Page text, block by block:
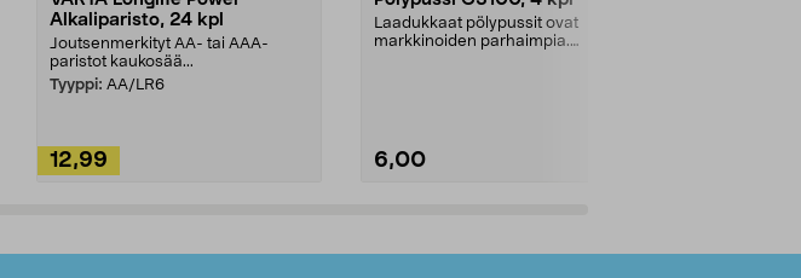
Alkaliparisto, 24 kpl
Joutsenmerkityt AA- tai AAA-
paristot kaukosää...
Tyyppi: AA/LR6
12,99
Laadukkaat pölypussit ovat
markkinoiden parhaimpia.
6,00